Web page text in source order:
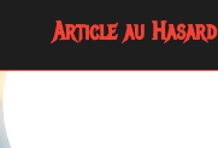
Article au Hasard